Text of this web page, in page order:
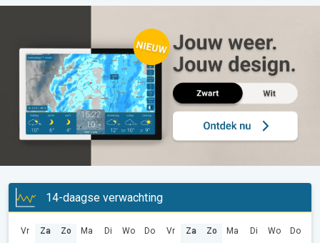
14-daagse verwachting
Vr Za Zo Ma Di Wo Do Vr Za Zo Ma Di Wo Do